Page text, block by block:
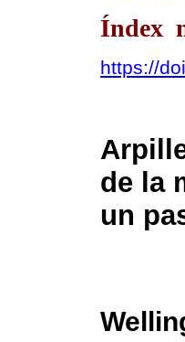
Índex
https://
de la
un